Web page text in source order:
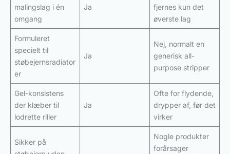
malingslag i én
omgang
Ja
fjernes kun det
øverste lag
Formuleret
specielt til
støbejernsradiator
er
Ja
Nej, normalt en
generisk all-
purpose stripper
Gel-konsistens
der klæber til
lodrette riller
Ja
Ofte for flydende,
drypper af, før det
virker
Sikker på
Nogle produkter
forårsager